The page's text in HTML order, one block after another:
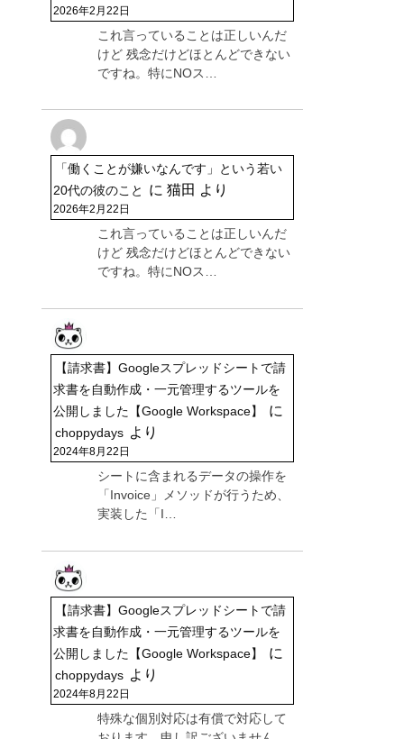
2026年2月22日
これ言っていることは正しいんだ
けど 残念だけどほとんどできない
ですね。特にNOス…
「働くことが嫌いなんです」という若い
20代の彼のこと
に 猫田 より
2026年2月22日
これ言っていることは正しいんだ
けど 残念だけどほとんどできない
ですね。特にNOス…
【請求書】Googleスプレッドシートで請
求書を自動作成・一元管理するツールを
公開しました【Google Workspace】
に
choppydays より
2024年8月22日
シートに含まれるデータの操作を
「Invoice」メソッドが行うため、
実装した「I…
【請求書】Googleスプレッドシートで請
求書を自動作成・一元管理するツールを
公開しました【Google Workspace】
に
choppydays より
2024年8月22日
特殊な個別対応は有償で対応して